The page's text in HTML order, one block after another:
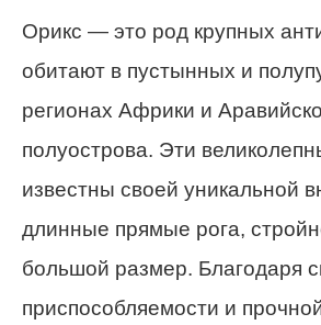
Орикс — это род крупных
обитают в пустынных и
регионах Африки и
полуострова. Эти
известны своей уникальной
длинные прямые рога,
большой размер. Благодаря
приспособляемости и